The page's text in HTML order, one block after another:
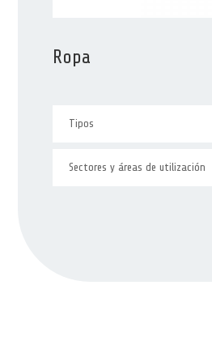
Ropa
Tipos
Sectores y áreas de utilización